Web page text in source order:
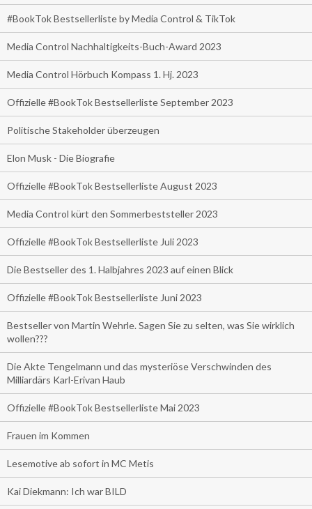
#BookTok Bestsellerliste by Media Control & TikTok
Media Control Nachhaltigkeits-Buch-Award 2023
Media Control Hörbuch Kompass 1. Hj. 2023
Offizielle #BookTok Bestsellerliste September 2023
Politische Stakeholder überzeugen
Elon Musk - Die Biografie
Offizielle #BookTok Bestsellerliste August 2023
Media Control kürt den Sommerbeststeller 2023
Offizielle #BookTok Bestsellerliste Juli 2023
Die Bestseller des 1. Halbjahres 2023 auf einen Blick
Offizielle #BookTok Bestsellerliste Juni 2023
Bestseller von Martin Wehrle. Sagen Sie zu selten, was Sie wirklich
wollen???
Die Akte Tengelmann und das mysteriöse Verschwinden des
Milliardärs Karl-Erivan Haub
Offizielle #BookTok Bestsellerliste Mai 2023
Frauen im Kommen
Lesemotive ab sofort in MC Metis
Kai Diekmann: Ich war BILD